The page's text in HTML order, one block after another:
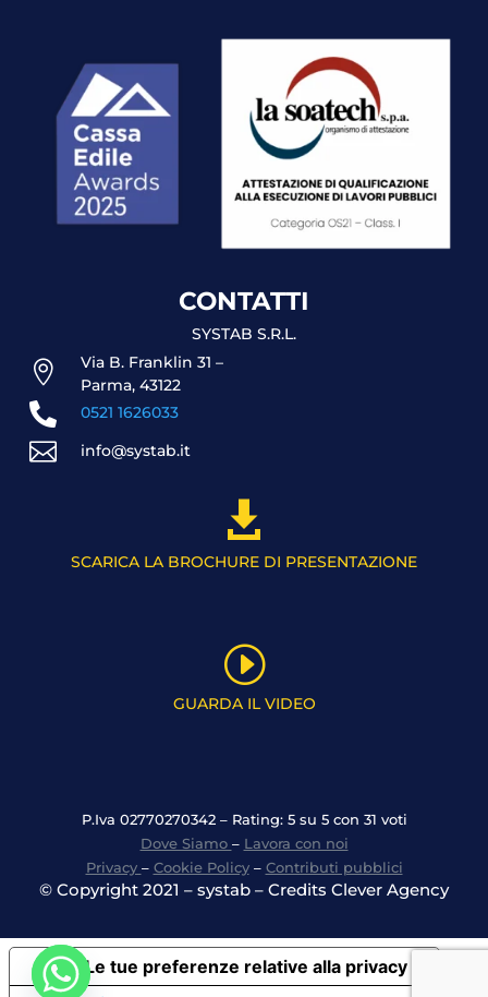
CONTATTI
SYSTAB S.R.L.

Via B. Franklin 31 –
Parma, 43122
 0521 1626033
 info@systab.it

SCARICA LA BROCHURE DI PRESENTAZIONE
I
GUARDA IL VIDEO
P.Iva 02770270342 – Rating: 5 su 5 con 31 voti
Dove Siamo – Lavora con noi
Privacy – Cookie Policy– Contributi pubblici
© Copyright 2021 – systab – Credits Clever Agency
Le tue preferenze relative alla privacy